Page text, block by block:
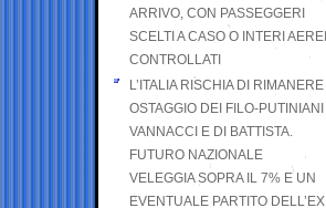
ARRIVO, CON PASSEGGERI
SCELTI A CASO O INTERI AEREI
CONTROLLATI
L’ITALIA RISCHIA DI RIMANERE
OSTAGGIO DEI FILO-PUTINIANI
VANNACCI E DI BATTISTA.
FUTURO NAZIONALE
VELEGGIA SOPRA IL 7% E UN
EVENTUALE PARTITO DELL’EX